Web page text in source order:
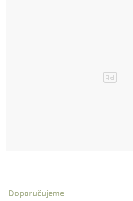
Doporučujeme